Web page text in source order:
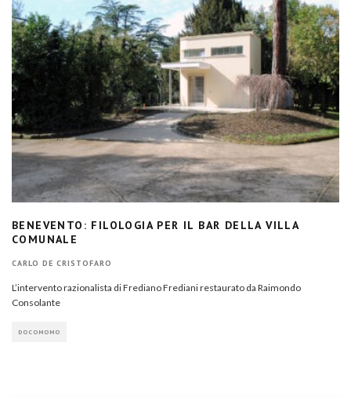
BENEVENTO: FILOLOGIA PER IL BAR DELLA VILLA
COMUNALE
CARLO DE CRISTOFARO
L’intervento razionalista di Frediano Frediani restaurato da Raimondo
Consolante
DOCOMOMO